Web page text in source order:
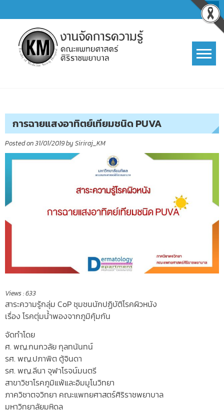
to
content
การฉายแสงอาทิตย์เทียมชนิด PUVA
Posted on31/01/2019by Siriraj_KM
Views :633
สาระความรู้กลุ่ม CoP ชุมชนนักปฏิบัติโรคผิวหนัง
เรื่อง โรคตุ่มน้ำพองจากภูมิคุ้มกัน
จัดทำโดย
ศ. พญ.กนกวลัย กุลทนันทน์
รศ. พญ.ปภาพิต ตู้จินดา
รศ. พญ.ลีนา จุฬาโรจน์มนตรี
สาขาวิชาโรคภูมิแพ้และอิมมูโนวิทยา
ภาควิชาตจวิทยา คณะแพทยศาสตร์ศิริราชพยาบาล
มหาวิทยาลัยมหิดล